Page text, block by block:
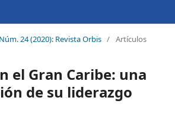
Núm. 24 (2020): Revista Orbis / Artículos
el Gran Caribe: una
de su liderazgo